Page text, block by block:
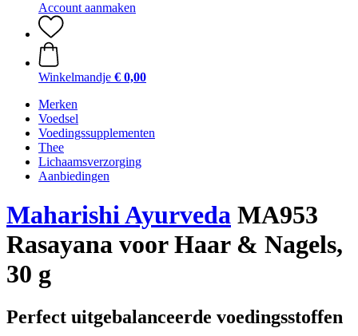
Account aanmaken
Winkelmandje € 0,00
Merken
Voedsel
Voedingssupplementen
Thee
Lichaamsverzorging
Aanbiedingen
Maharishi Ayurveda MA953
Rasayana voor Haar & Nagels,
30 g
Perfect uitgebalanceerde voedingsstoffen